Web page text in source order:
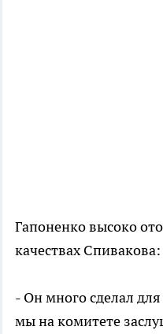
Гапоненко высоко
качествах Спивакова:
- Он много сделал
мы на комитете